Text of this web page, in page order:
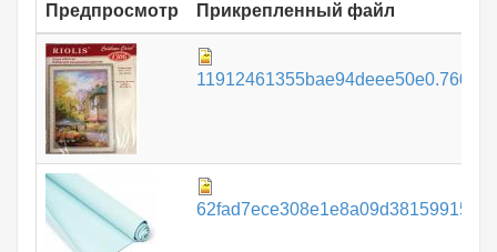
Предпросмотр
Прикрепленный файл